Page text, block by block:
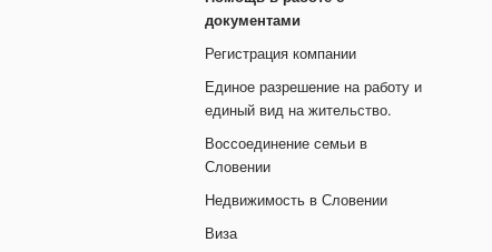
документами
Регистрация компании
Единое разрешение на работу и
единый вид на жительство.
Воссоединение семьи в
Словении
Недвижимость в Словении
Виза